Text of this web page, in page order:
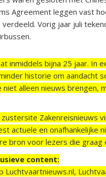
Agreement leggen vast
Vorig jaar juli
inmiddels bijna 25 jaar. In
historie om aandacht
alleen nieuws brengen,
Zakenreisnieuws
actuele en onafhankelijke
bron voor lezers die graag
content: